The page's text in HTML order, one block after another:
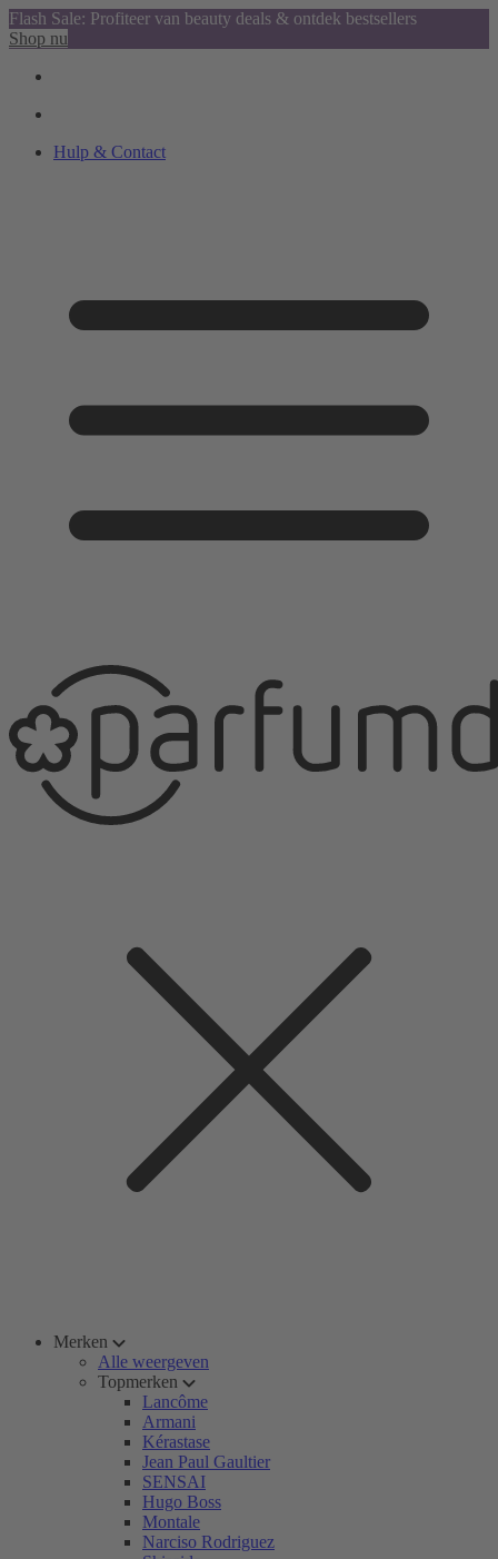
Flash Sale: Profiteer van beauty deals & ontdek bestsellers
Shop nu
Hulp & Contact
Merken
Alle weergeven
Topmerken
Lancôme
Armani
Kérastase
Jean Paul Gaultier
SENSAI
Hugo Boss
Montale
Narciso Rodriguez